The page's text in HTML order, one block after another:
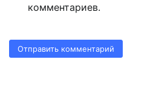
комментариев.